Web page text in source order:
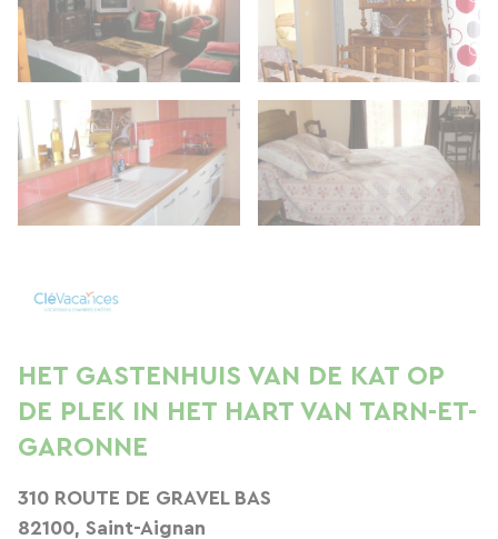
HET GASTENHUIS VAN DE KAT OP
DE PLEK IN HET HART VAN TARN-ET-
GARONNE
310 ROUTE DE GRAVEL BAS
82100, Saint-Aignan